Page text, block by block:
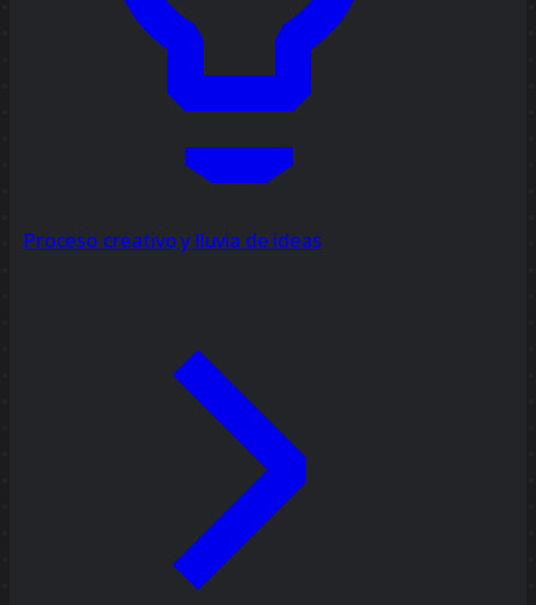
Proceso creativo y lluvia de ideas